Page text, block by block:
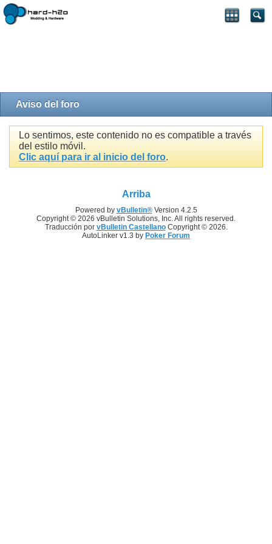
Aviso del foro
Lo sentimos, este contenido no es compatible a través
del estilo móvil.
Clic aquí para ir al inicio del foro.
Arriba
Powered by vBulletin®Version 4.2.5
Copyright © 2026 vBulletin Solutions, Inc. All rights reserved.
Traducción por vBulletin CastellanoCopyright © 2026.
AutoLinker v1.3 by Poker Forum